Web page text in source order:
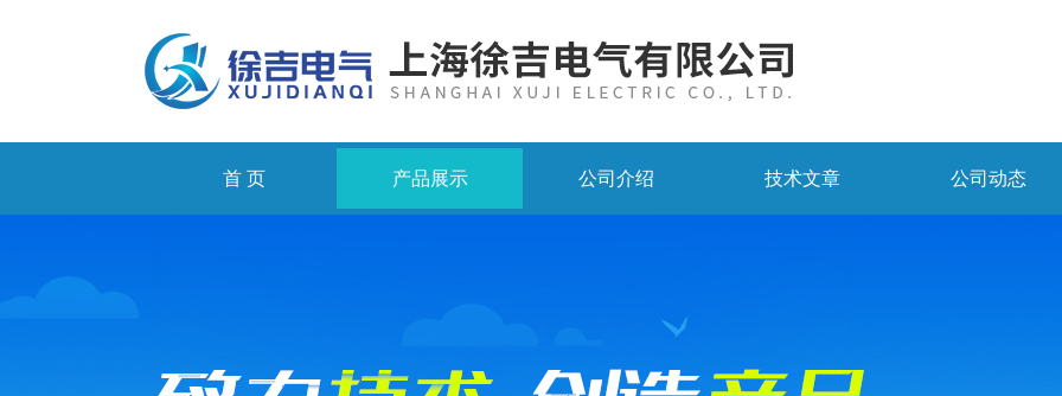
首 页 产品展示 公司介绍 技术文章 公司动态